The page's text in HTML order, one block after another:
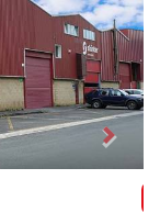
Next